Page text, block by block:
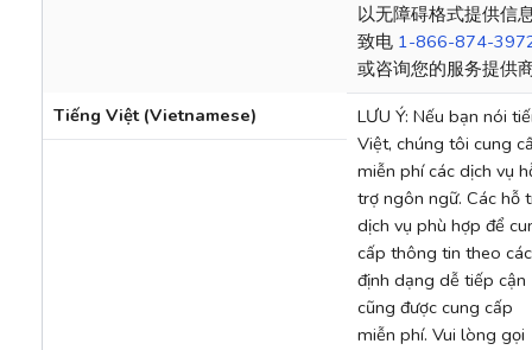
以无障碍格式提供信
致电 1-866-874-
或咨询您的服务提供
Tiếng Việt (Vietnamese)
LƯU Ý: Nếu bạn nói
Việt, chúng tôi cung
miễn phí các dịch vụ
trợ ngôn ngữ. Các hỗ
dịch vụ phù hợp để
cấp thông tin theo các
định dạng dễ tiếp cận
cũng được cung cấp
miễn phí. Vui lòng gọi